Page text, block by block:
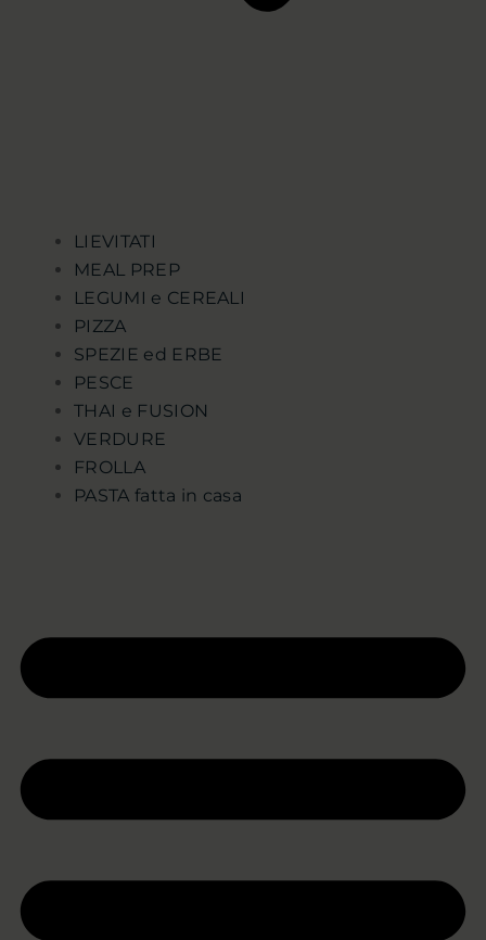
LIEVITATI
MEAL PREP
LEGUMI e CEREALI
PIZZA
SPEZIE ed ERBE
PESCE
THAI e FUSION
VERDURE
FROLLA
PASTA fatta in casa